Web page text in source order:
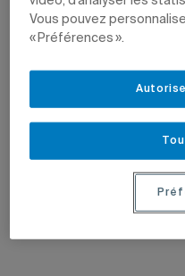
25 juin 2026
Un laboratoire d’innovation avec
pour les personnes sourdes et en
situation de handicap
Munies de matériel de pointe, les
Vous pouvez
« Préférences ».